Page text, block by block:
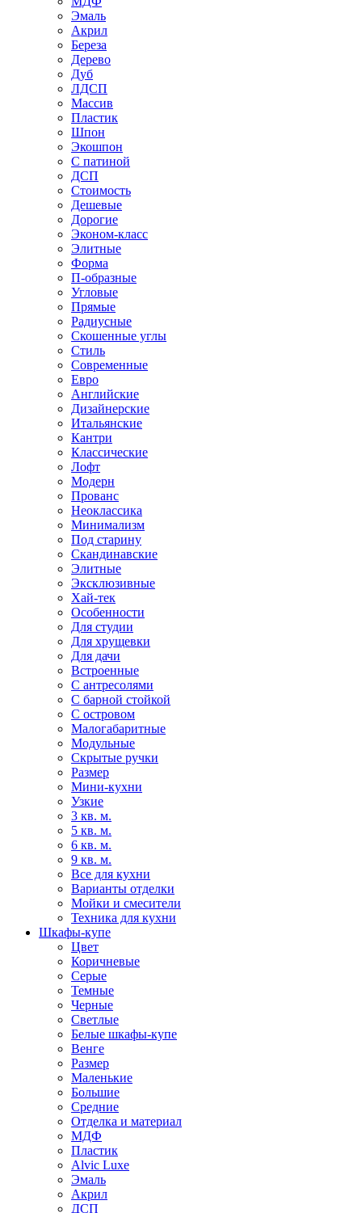
Эмаль
Акрил
Береза
Дерево
Дуб
ЛДСП
Массив
Пластик
Шпон
Экошпон
С патиной
ДСП
Стоимость
Дешевые
Дорогие
Эконом-класс
Элитные
Форма
П-образные
Угловые
Прямые
Радиусные
Скошенные углы
Стиль
Современные
Евро
Английские
Дизайнерские
Итальянские
Кантри
Классические
Лофт
Модерн
Прованс
Неоклассика
Минимализм
Под старину
Скандинавские
Элитные
Эксклюзивные
Хай-тек
Особенности
Для студии
Для хрущевки
Для дачи
Встроенные
С антресолями
С барной стойкой
С островом
Малогабаритные
Модульные
Скрытые ручки
Размер
Мини-кухни
Узкие
3 кв. м.
5 кв. м.
6 кв. м.
9 кв. м.
Все для кухни
Варианты отделки
Мойки и смесители
Техника для кухни
Шкафы-купе
Цвет
Коричневые
Серые
Темные
Черные
Светлые
Белые шкафы-купе
Венге
Размер
Маленькие
Большие
Средние
Отделка и материал
МДФ
Пластик
Alvic Luxe
Эмаль
Акрил
ДСП